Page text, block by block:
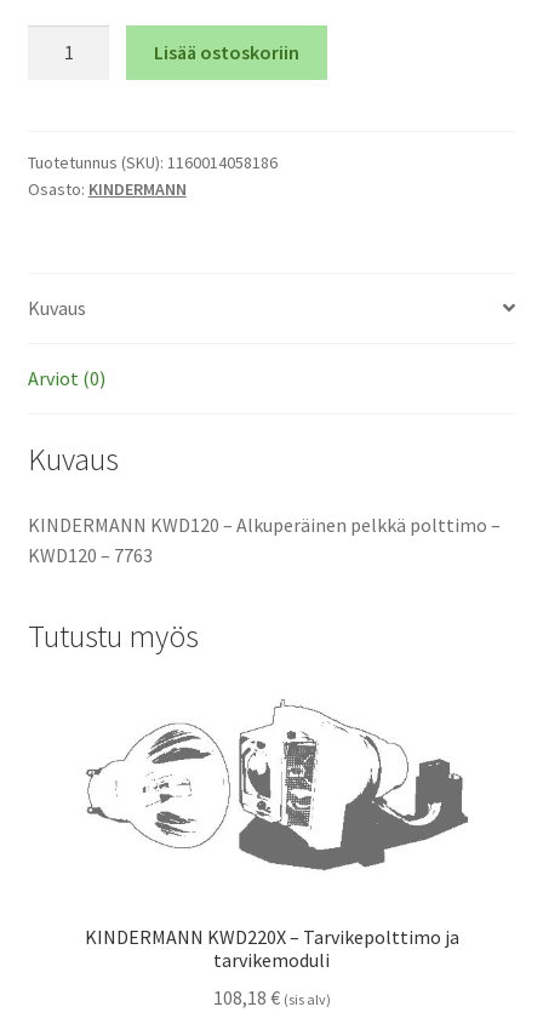
pelkkä
polttimo
Lisää ostoskoriin
Tuotetunnus (SKU): 1160014058186
Osasto: KINDERMANN
Kuvaus
Arviot (0)
Kuvaus
KINDERMANN KWD120 – Alkuperäinen pelkkä polttimo –
KWD120 – 7763
Tutustu myös
KINDERMANN KWD220X – Tarvikepolttimo ja
tarvikemoduli
108,18 € (sis alv)